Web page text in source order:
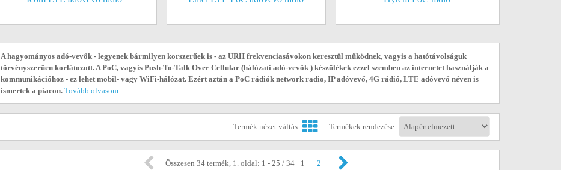
A hagyományos adó-vevők - legyenek bármilyen korszerűek is - az URH frekvenciasávokon keresztül működnek, vagyis a hatótávolságuk
törvényszerűen korlátozott. A PoC, vagyis Push-To-Talk Over Cellular (hálózati adó-vevők ) készülékek ezzel szemben az internetet használják a
kommunikációhoz - ez lehet mobil- vagy WiFi-hálózat. Ezért aztán a PoC rádiók network radio, IP adóvevő, 4G rádió, LTE adóvevő néven is
ismertek a piacon. Tovább olvasom...
Termék nézet váltás Termékek rendezése:
Összesen 34 termék, 1. oldal: 1 - 25 / 34 1 2